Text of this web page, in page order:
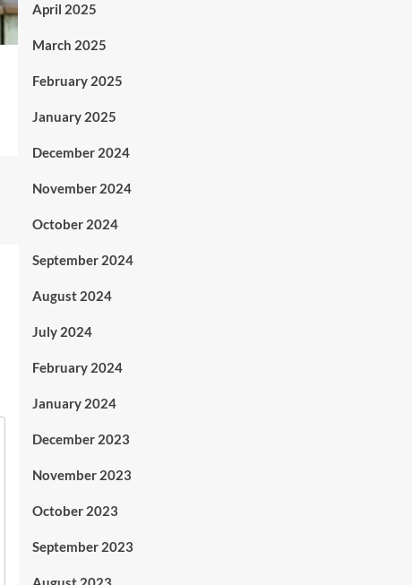
April 2025
March 2025
February 2025
January 2025
December 2024
November 2024
October 2024
September 2024
August 2024
July 2024
February 2024
January 2024
December 2023
November 2023
October 2023
September 2023